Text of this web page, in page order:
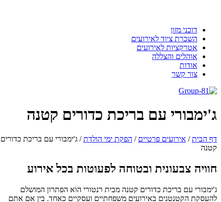
דוכני מזון
השכרת ציוד לאירועים
אטרקציות לאירועים
אוהלים והצללה
אודות
צור קשר
עם בריכת כדורים קטנה
הבית/אירועים פרטיים/הפקת ימי הולדת/ג'ימבורי עם בריכת כדורים
צבעונית ובטוחה לפעוטות בכל אירוע
עם בריכת כדורים קטנה מבית רנטורי הוא הפתרון המושלם
הקטנטנים באירועים משפחתיים ועסקיים כאחד. בין אם אתם